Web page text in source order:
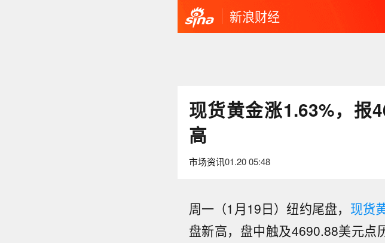
新浪财经
现货黄金涨1.63%，报
高
市场资讯01.20 05:48
周一（1月19日）纽约尾盘， 现货
盘新高，盘中触及4690.88美元点